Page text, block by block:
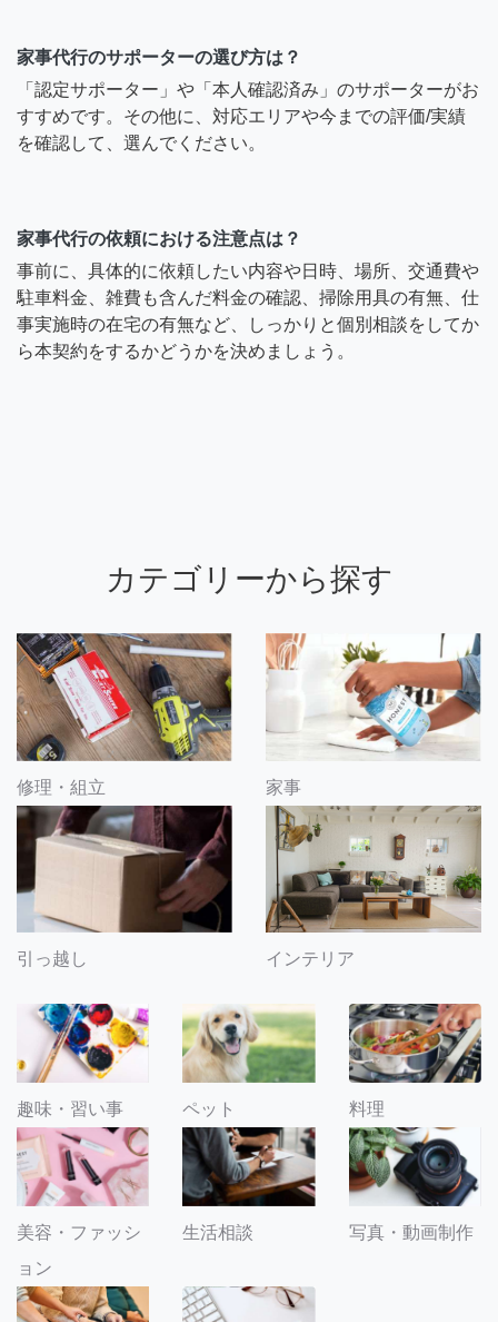
家事代行のサポーターの選び方は？
「認定サポーター」や「本人確認済み」のサポーターがお
すすめです。その他に、対応エリアや今までの評価/実績
を確認して、選んでください。
家事代行の依頼における注意点は？
事前に、具体的に依頼したい内容や日時、場所、交通費や
駐車料金、雑費も含んだ料金の確認、掃除用具の有無、仕
事実施時の在宅の有無など、しっかりと個別相談をしてか
ら本契約をするかどうかを決めましょう。
カテゴリーから探す
修理・組立 家事
引っ越し インテリア
趣味・習い事 ペット 料理
美容・ファッシ
ョン
生活相談 写真・動画制作